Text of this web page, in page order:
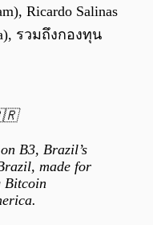
Ricardo Salinas
รวมถึงกองทุน
B3, Brazil’s
made for
Bitcoin